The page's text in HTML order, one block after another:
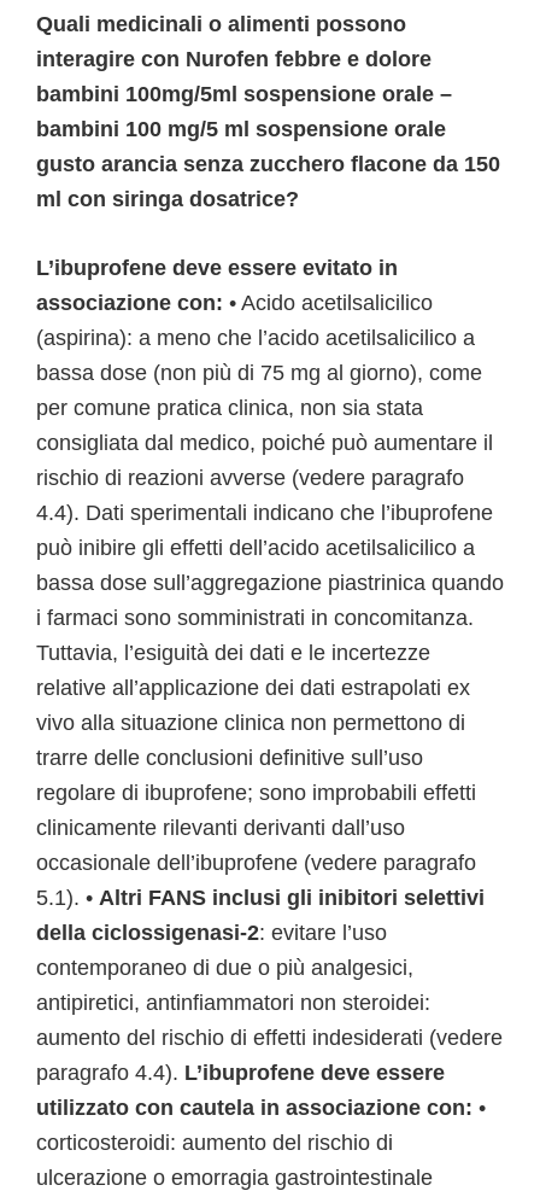
Quali medicinali o alimenti possono
interagire con Nurofen febbre e dolore
bambini 100mg/5ml sospensione orale –
bambini 100 mg/5 ml sospensione orale
gusto arancia senza zucchero flacone da 150
ml con siringa dosatrice?
L’ibuprofene deve essere evitato in
associazione con: • Acido acetilsalicilico
(aspirina): a meno che l’acido acetilsalicilico a
bassa dose (non più di 75 mg al giorno), come
per comune pratica clinica, non sia stata
consigliata dal medico, poiché può aumentare il
rischio di reazioni avverse (vedere paragrafo
4.4). Dati sperimentali indicano che l’ibuprofene
può inibire gli effetti dell’acido acetilsalicilico a
bassa dose sull’aggregazione piastrinica quando
i farmaci sono somministrati in concomitanza.
Tuttavia, l’esiguità dei dati e le incertezze
relative all’applicazione dei dati estrapolati ex
vivo alla situazione clinica non permettono di
trarre delle conclusioni definitive sull’uso
regolare di ibuprofene; sono improbabili effetti
clinicamente rilevanti derivanti dall’uso
occasionale dell’ibuprofene (vedere paragrafo
5.1). • Altri FANS inclusi gli inibitori selettivi
della ciclossigenasi-2: evitare l’uso
contemporaneo di due o più analgesici,
antipiretici, antinfiammatori non steroidei:
aumento del rischio di effetti indesiderati (vedere
paragrafo 4.4). L’ibuprofene deve essere
utilizzato con cautela in associazione con: •
corticosteroidi: aumento del rischio di
ulcerazione o emorragia gastrointestinale